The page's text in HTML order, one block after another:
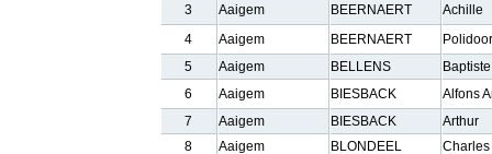
3 Aaigem BEERNAERT Achille
4 Aaigem BEERNAERT
Polidoor
5
Aaigem BELLENS
Baptiste
6
Aaigem BIESBACK
Alfons
7
Aaigem BIESBACK
Arthur
8
Aaigem BLONDEEL
Charles